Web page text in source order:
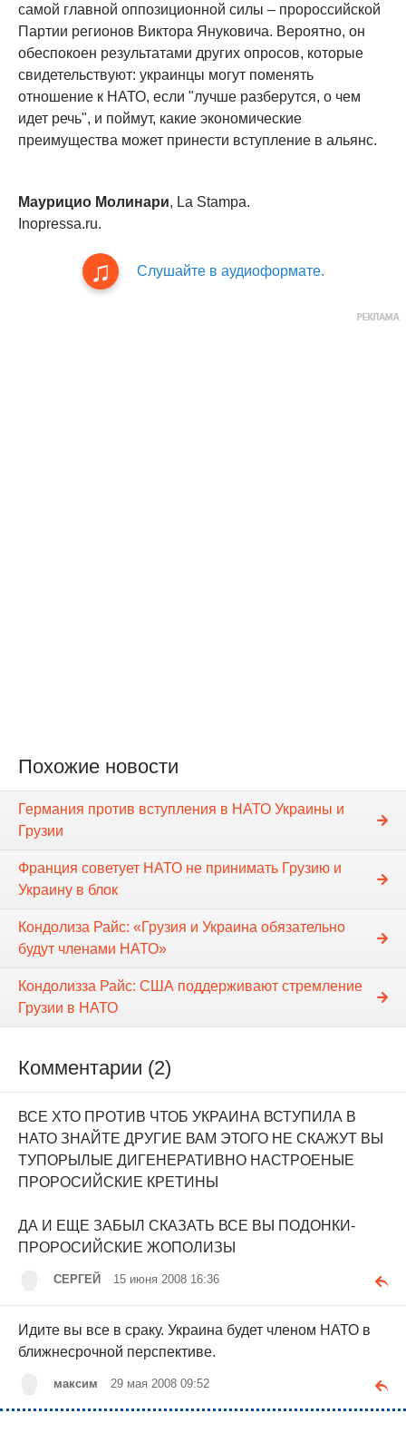
самой главной оппозиционной силы – пророссийской
Партии регионов Виктора Януковича. Вероятно, он
обеспокоен результатами других опросов, которые
свидетельствуют: украинцы могут поменять
отношение к НАТО, если "лучше разберутся, о чем
идет речь", и поймут, какие экономические
преимущества может принести вступление в альянс.
Маурицио Молинари, La Stampa.
Inopressa.ru.
Слушайте в аудиоформате.
Похожие новости
Германия против вступления в НАТО Украины и
Грузии
Франция советует НАТО не принимать Грузию и
Украину в блок
Кондолиза Райс: «Грузия и Украина обязательно
будут членами НАТО»
Кондолизза Райс: США поддерживают стремление
Грузии в НАТО
Комментарии (2)
ВСЕ ХТО ПРОТИВ ЧТОБ УКРАИНА ВСТУПИЛА В
НАТО ЗНАЙТЕ ДРУГИЕ ВАМ ЭТОГО НЕ СКАЖУТ ВЫ
ТУПОРЫЛЫЕ ДИГЕНЕРАТИВНО НАСТРОЕНЫЕ
ПРОРОСИЙСКИЕ КРЕТИНЫ
ДА И ЕЩЕ ЗАБЫЛ СКАЗАТЬ ВСЕ ВЫ ПОДОНКИ-
ПРОРОСИЙСКИЕ ЖОПОЛИЗЫ
СЕРГЕЙ 15 июня 2008 16:36
Идите вы все в сраку. Украина будет членом НАТО в
ближнесрочной перспективе.
максим 29 мая 2008 09:52